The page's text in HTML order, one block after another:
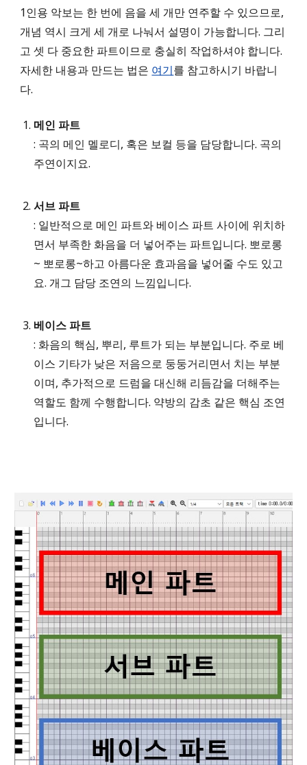
1인용 악보는 한 번에 음을 세 개만 연주할 수 있으므로,
개념 역시 크게 세 개로 나눠서 설명이 가능합니다. 그리
고 셋 다 중요한 파트이므로 충실히 작업하셔야 합니다.
자세한 내용과 만드는 법은 여기를 참고하시기 바랍니
다.
메인 파트
: 곡의 메인 멜로디, 혹은 보컬 등을 담당합니다. 곡의
주연이지요.
서브 파트
: 일반적으로 메인 파트와 베이스 파트 사이에 위치하
면서 부족한 화음을 더 넣어주는 파트입니다. 뽀로롱
~ 뽀로롱~하고 아름다운 효과음을 넣어줄 수도 있고
요. 개그 담당 조연의 느낌입니다.
베이스 파트
: 화음의 핵심, 뿌리, 루트가 되는 부분입니다. 주로 베
이스 기타가 낮은 저음으로 둥둥거리면서 치는 부분
이며, 추가적으로 드럼을 대신해 리듬감을 더해주는
역할도 함께 수행합니다. 약방의 감초 같은 핵심 조연
입니다.